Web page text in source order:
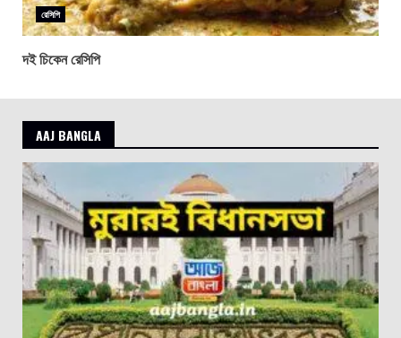
রেসিপি
দই চিকেন রেসিপি
AAJ BANGLA